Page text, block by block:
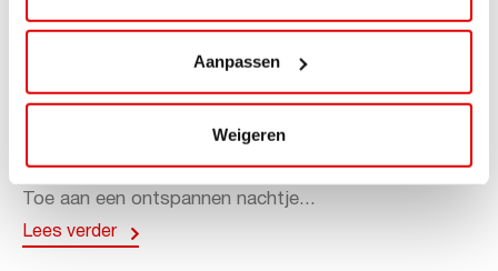
Aanpassen
Weigeren
ViaAVIA Super Deal: 20% korting bij
ViaLuxury Hotels
ViaAVIA Super Deal: €25 korting bij ViaLuxury Hotels
Toe aan een ontspannen nachtje...
Lees verder